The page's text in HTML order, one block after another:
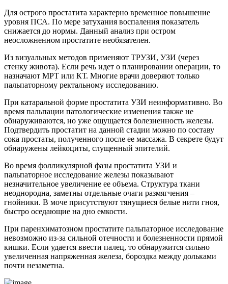
Для острого простатита характерно временное повышение
уровня ПСА. По мере затухания воспаления показатель
снижается до нормы. Данный анализ при остром
неосложненном простатите необязателен.
Из визуальных методов применяют ТРУЗИ, УЗИ (через
стенку живота). Если речь идет о планировании операции, то
назначают МРТ или КТ. Многие врачи доверяют только
пальпаторному ректальному исследованию.
При катаральной форме простатита УЗИ неинформативно. Во
время пальпации патологические изменения также не
обнаруживаются, но уже ощущается болезненность железы.
Подтвердить простатит на данной стадии можно по составу
сока простаты, полученного после ее массажа. В секрете будут
обнаружены лейкоциты, слущенный эпителий.
Во время фолликулярной фазы простатита УЗИ и
пальпаторное исследование железы показывают
незначительное увеличение ее объема. Структура ткани
неоднородна, заметны отдельные очаги размягчения –
гнойники. В моче присутствуют тянущиеся белые нити гноя,
быстро оседающие на дно емкости.
При паренхиматозном простатите пальпаторное исследование
невозможно из-за сильной отечности и болезненности прямой
кишки. Если удается ввести палец, то обнаружится сильно
увеличенная напряженная железа, бороздка между дольками
почти незаметна.